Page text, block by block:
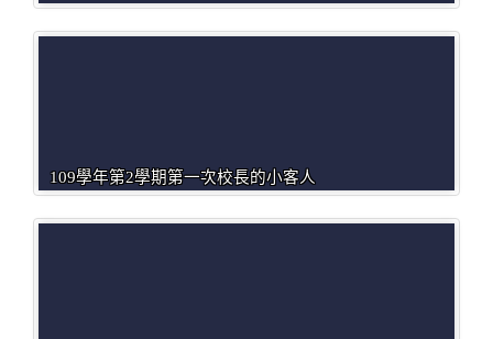
109學年第2學期第一次校長的小客人